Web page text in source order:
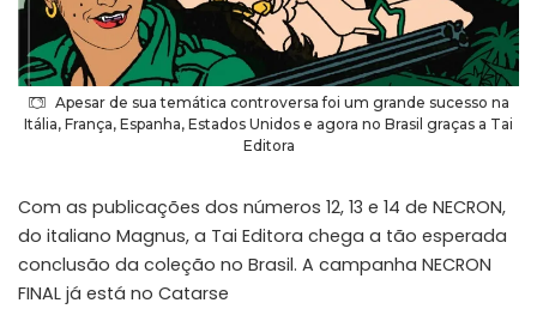
Apesar de sua temática controversa foi um grande sucesso na
Itália, França, Espanha, Estados Unidos e agora no Brasil graças a Tai
Editora
Com as publicações dos números 12, 13 e 14 de NECRON,
do italiano Magnus, a Tai Editora chega a tão esperada
conclusão da coleção no Brasil. A campanha NECRON
FINAL já está no Catarse